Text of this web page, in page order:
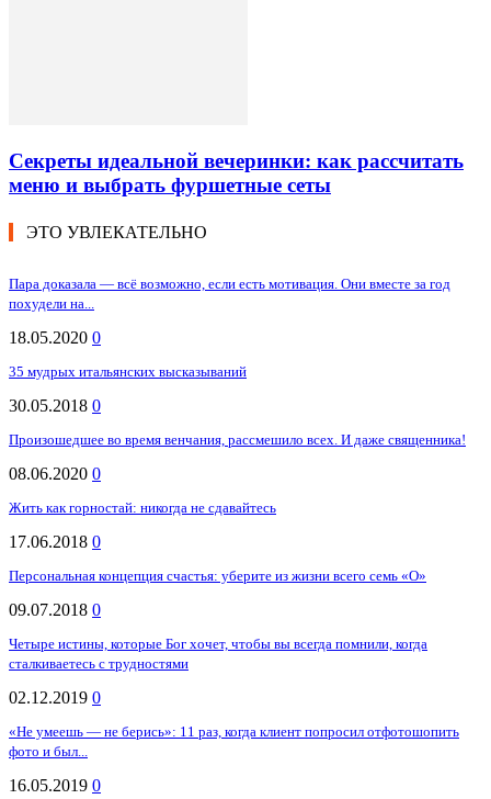
Секреты идеальной вечеринки: как рассчитать
меню и выбрать фуршетные сеты
ЭТО УВЛЕКАТЕЛЬНО
Пара доказала — всё возможно, если есть мотивация. Они вместе за год
похудели на...
18.05.2020 0
35 мудрых итальянских высказываний
30.05.2018 0
Произошедшее во время венчания, рассмешило всех. И даже священника!
08.06.2020 0
Жить как горностай: никогда не сдавайтесь
17.06.2018 0
Персональная концепция счастья: уберите из жизни всего семь «О»
09.07.2018 0
Четыре истины, которые Бог хочет, чтобы вы всегда помнили, когда
сталкиваетесь с трудностями
02.12.2019 0
«Не умеешь — не берись»: 11 раз, когда клиент попросил отфотошопить
фото и был...
16.05.2019 0